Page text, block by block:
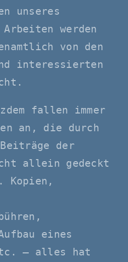
unseres
werden
von den
interessierten
fallen immer
an, die durch
der
allein gedeckt
Kopien,
eines
– alles hat